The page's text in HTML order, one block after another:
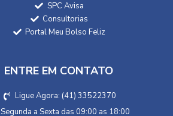
SPC Avisa
Consultorias
Portal Meu Bolso Feliz
ENTRE EM CONTATO
Ligue Agora: (41) 33522370
Segunda a Sexta das 09:00 as 18:00